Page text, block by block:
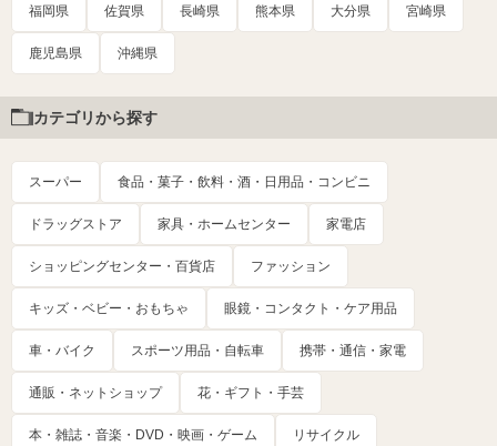
福岡県 佐賀県 長崎県 熊本県 大分県 宮崎県
鹿児島県 沖縄県
カテゴリから探す
スーパー 食品・菓子・飲料・酒・日用品・コンビニ
ドラッグストア 家具・ホームセンター 家電店
ショッピングセンター・百貨店 ファッション
キッズ・ベビー・おもちゃ 眼鏡・コンタクト・ケア用品
車・バイク スポーツ用品・自転車 携帯・通信・家電
通販・ネットショップ 花・ギフト・手芸
本・雑誌・音楽・DVD・映画・ゲーム リサイクル